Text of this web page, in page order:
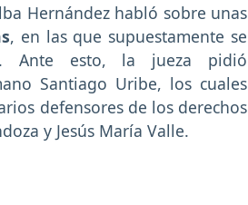
Hernández habló sobre unas
, en las que supuestamente se
Ante esto, la jueza pidió
Santiago Uribe, los cuales
defensores de los derechos
y Jesús María Valle.